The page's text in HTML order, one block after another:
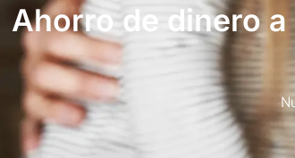
Ahorro de dinero